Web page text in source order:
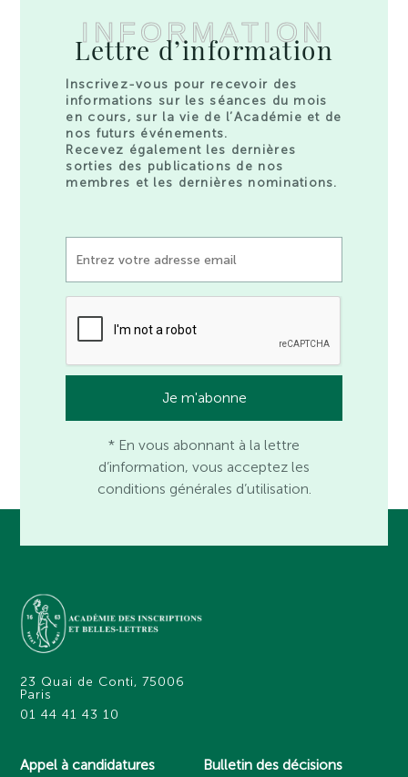
INFORMATION
Lettre d’information
Inscrivez-vous pour recevoir des
informations sur les séances du mois
en cours, sur la vie de l’Académie et de
nos futurs événements.
Recevez également les dernières
sorties des publications de nos
membres et les dernières nominations.
* En vous abonnant à la lettre
d’information, vous acceptez les
conditions générales d’utilisation.
23 Quai de Conti, 75006
Paris
01 44 41 43 10
Appel à candidatures Bulletin des décisions